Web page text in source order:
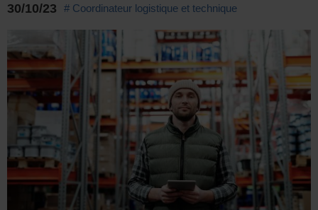
30/10/23 # Coordinateur logistique et technique